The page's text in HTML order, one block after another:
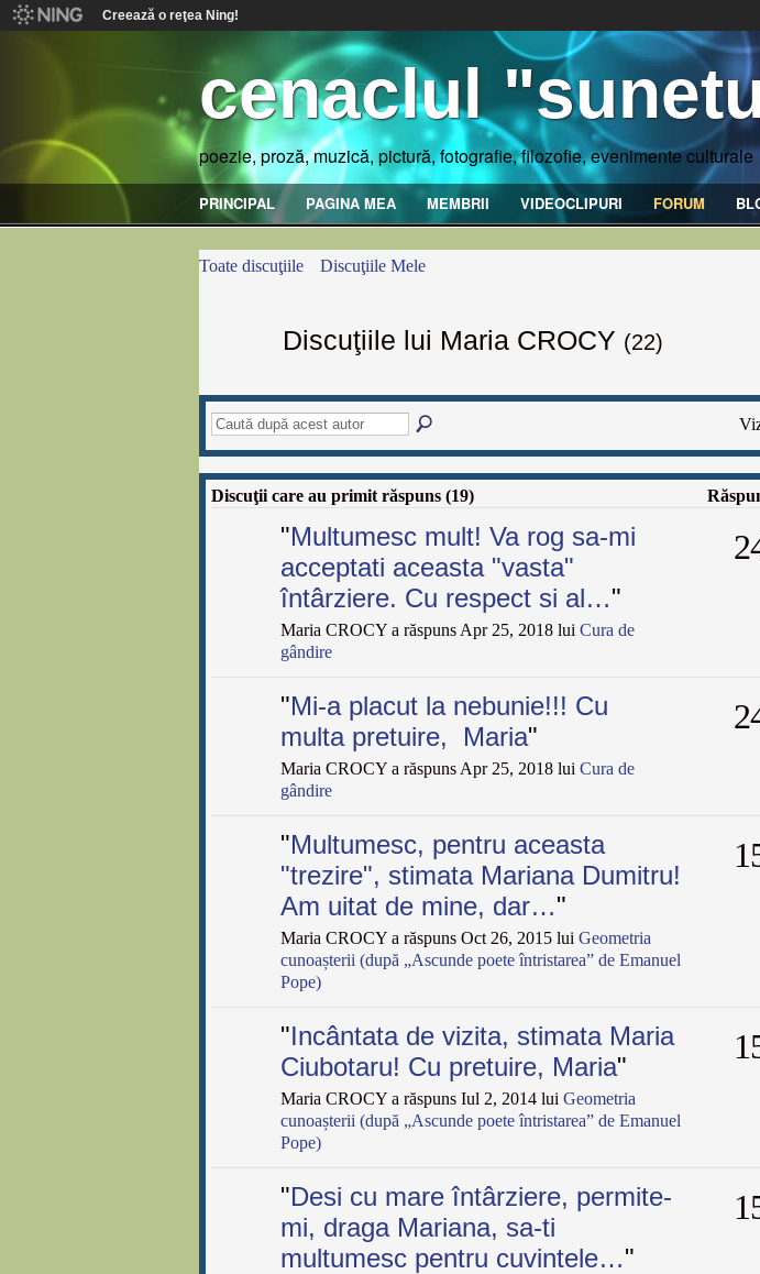
Creează o reţea Ning!
cenaclul
poezie, proză, muzică, pictură, fotografie, filozofie, evenimente culturale
PRINCIPAL PAGINA MEA MEMBRII VIDEOCLIPURI FORUM
Toate discuţiile Discuţiile Mele
Discuţiile lui Maria CROCY (22)
Discuţii care au primit răspuns (19)
"Multumesc mult! Va rog sa-mi
acceptati aceasta "vasta"
întârziere. Cu respect si al…"
Maria CROCY a răspuns Apr 25, 2018 lui Cura de
gândire
"Mi-a placut la nebunie!!! Cu
multa pretuire, Maria"
Maria CROCY a răspuns Apr 25, 2018 lui Cura de
gândire
"Multumesc, pentru aceasta
"trezire", stimata Mariana Dumitru!
Am uitat de mine, dar…"
Maria CROCY a răspuns Oct 26, 2015 lui Geometria
cunoașterii (după „Ascunde poete întristarea” de Emanuel
Pope)
"Incântata de vizita, stimata Maria
Ciubotaru! Cu pretuire, Maria"
Maria CROCY a răspuns Iul 2, 2014 lui Geometria
cunoașterii (după „Ascunde poete întristarea” de Emanuel
Pope)
"Desi cu mare întârziere, permite-
mi, draga Mariana, sa-ti
multumesc pentru cuvintele…"